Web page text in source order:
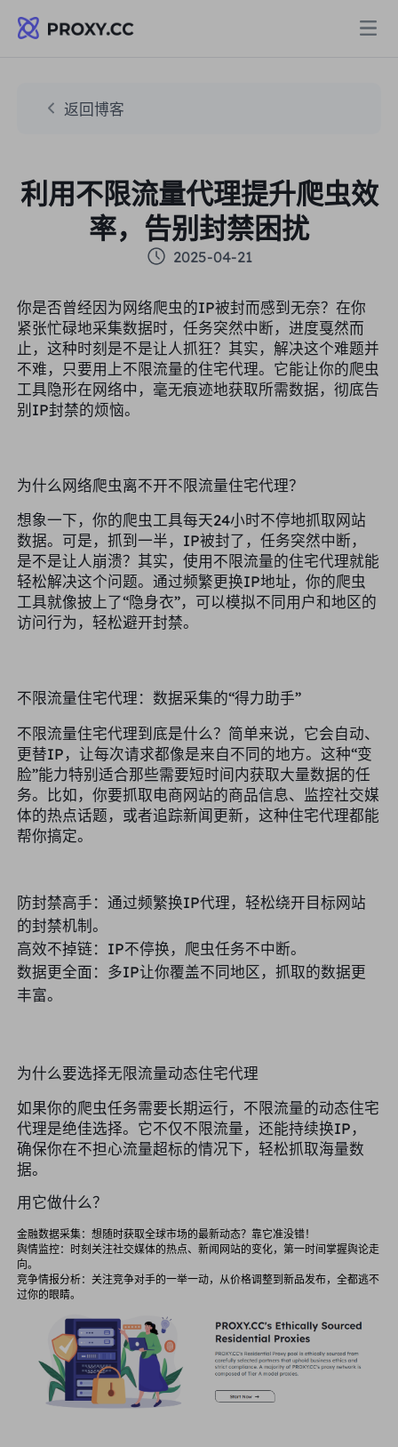
代理
住宅代理
静态住宅代理
不限流量住宅代理
静态数据中心代理
静态住宅代理 $0.28/IP/天
不限流量住宅代理 $69.62 /天
Data for AI
解决方案
按场景划分
市场研究
搜索引擎优化
广告验证
查看所有
资源
合作伙伴
合作伙伴
免费工具
代理检查程序
位置
美国
英国
俄罗斯
更多的集成
帮助
常见问题解答
博客
集成
我应该选择哪种代理类型：动态
住宅代理、不限流量套餐、静态
住宅代理？
如何使用 VMLogin 浏览器设置
代理？
中文
中文
English
Deutsch
Indonesia
Русский
Português
享受 77%现在就行动!
住宅0美元/GB 无限的0美元/天
登录 注册
返回博客
利用不限流量代理提升爬虫效
率，告别封禁困扰
2025-04-21
你是否曾经因为网络爬虫的IP被封而感到无奈？在你
紧张忙碌地采集数据时，任务突然中断，进度戛然而
止，这种时刻是不是让人抓狂？其实，解决这个难题并
不难，只要用上不限流量的住宅代理。它能让你的爬虫
工具隐形在网络中，毫无痕迹地获取所需数据，彻底告
别IP封禁的烦恼。
为什么网络爬虫离不开不限流量住宅代理？
想象一下，你的爬虫工具每天24小时不停地抓取网站
数据。可是，抓到一半，IP被封了，任务突然中断，
是不是让人崩溃？其实，使用不限流量的住宅代理就能
轻松解决这个问题。通过频繁更换IP地址，你的爬虫
工具就像披上了“隐身衣”，可以模拟不同用户和地区的
访问行为，轻松避开封禁。
不限流量住宅代理：数据采集的“得力助手”
不限流量住宅代理到底是什么？简单来说，它会自动、
更替IP，让每次请求都像是来自不同的地方。这种“变
脸”能力特别适合那些需要短时间内获取大量数据的任
务。比如，你要抓取电商网站的商品信息、监控社交媒
体的热点话题，或者追踪新闻更新，这种住宅代理都能
帮你搞定。
防封禁高手：通过频繁换IP代理，轻松绕开目标网站
的封禁机制。
高效不掉链：IP不停换，爬虫任务不中断。
数据更全面：多IP让你覆盖不同地区，抓取的数据更
丰富。
为什么要选择无限流量动态住宅代理
如果你的爬虫任务需要长期运行，不限流量的动态住宅
代理是绝佳选择。它不仅不限流量，还能持续换IP，
确保你在不担心流量超标的情况下，轻松抓取海量数
据。
用它做什么？
金融数据采集：想随时获取全球市场的最新动态？靠它准没错！
舆情监控：时刻关注社交媒体的热点、新闻网站的变化，第一时间掌握舆论走
向。
竞争情报分析：关注竞争对手的一举一动，从价格调整到新品发布，全都逃不
过你的眼睛。